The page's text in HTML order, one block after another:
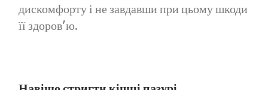
дискомфорту і не завдавши при цьому шкоди
її здоров’ю.